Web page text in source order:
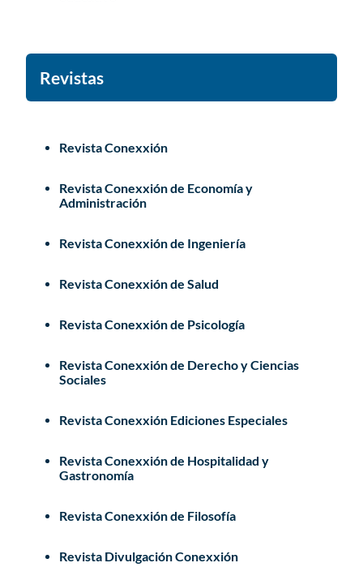
Revistas
Revista Conexxión
Revista Conexxión de Economía y
Administración
Revista Conexxión de Ingeniería
Revista Conexxión de Salud
Revista Conexxión de Psicología
Revista Conexxión de Derecho y Ciencias
Sociales
Revista Conexxión Ediciones Especiales
Revista Conexxión de Hospitalidad y
Gastronomía
Revista Conexxión de Filosofía
Revista Divulgación Conexxión